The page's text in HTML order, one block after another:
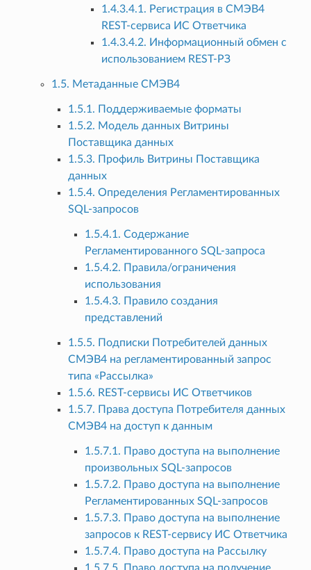
1.4.3.4.1. Регистрация в СМЭВ4
REST-сервиса ИС Ответчика
1.4.3.4.2. Информационный обмен с
использованием REST-РЗ
1.5. Метаданные СМЭВ4
1.5.1. Поддерживаемые форматы
1.5.2. Модель данных Витрины
Поставщика данных
1.5.3. Профиль Витрины Поставщика
данных
1.5.4. Определения Регламентированных
SQL-запросов
1.5.4.1. Содержание
Регламентированного SQL-запроса
1.5.4.2. Правила/ограничения
использования
1.5.4.3. Правило создания
представлений
1.5.5. Подписки Потребителей данных
СМЭВ4 на регламентированный запрос
типа «Рассылка»
1.5.6. REST-сервисы ИС Ответчиков
1.5.7. Права доступа Потребителя данных
СМЭВ4 на доступ к данным
1.5.7.1. Право доступа на выполнение
произвольных SQL-запросов
1.5.7.2. Право доступа на выполнение
Регламентированных SQL-запросов
1.5.7.3. Право доступа на выполнение
запросов к REST-сервису ИС Ответчика
1.5.7.4. Право доступа на Рассылку